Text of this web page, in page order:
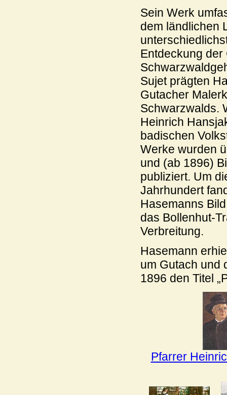
Sein Werk
dem ländlichen
Entdeckung
Sujet prägten
Gutacher
Schwarzwalds.
Heinrich
badischen
Werke wurden
und (ab 1896)
publiziert. Um
Jahrhundert
Hasemanns
das Bollenhut-
Verbreitung.
Hasemann
um Gutach und
1896 den Titel
Pfarrer